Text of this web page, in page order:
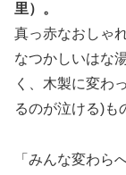
里）。
真っ赤なおしゃ
なつかしいはな
く、木製に変わ
るのが泣ける)も
「みんな変わら